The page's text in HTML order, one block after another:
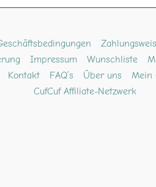
Impressum Wunschliste
Kontakt FAQ’s Über uns
Mein
CufCuf Affiliate-Netzwerk